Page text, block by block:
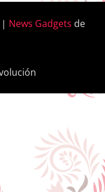
| News Gadgets de